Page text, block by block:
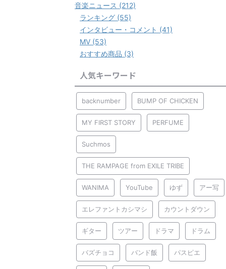
音楽ニュース (212)
ランキング (55)
インタビュー・コメント (41)
MV (53)
おすすめ商品 (3)
人気キーワード
backnumber BUMP OF CHICKEN
MY FIRST STORY PERFUME
Suchmos
THE RAMPAGE from EXILE TRIBE
WANIMA YouTube ゆず アー写
エレファントカシマシ カウントダウン
ギター ツアー ドラマ ドラム
バズチョコ バンド飯 パスピエ